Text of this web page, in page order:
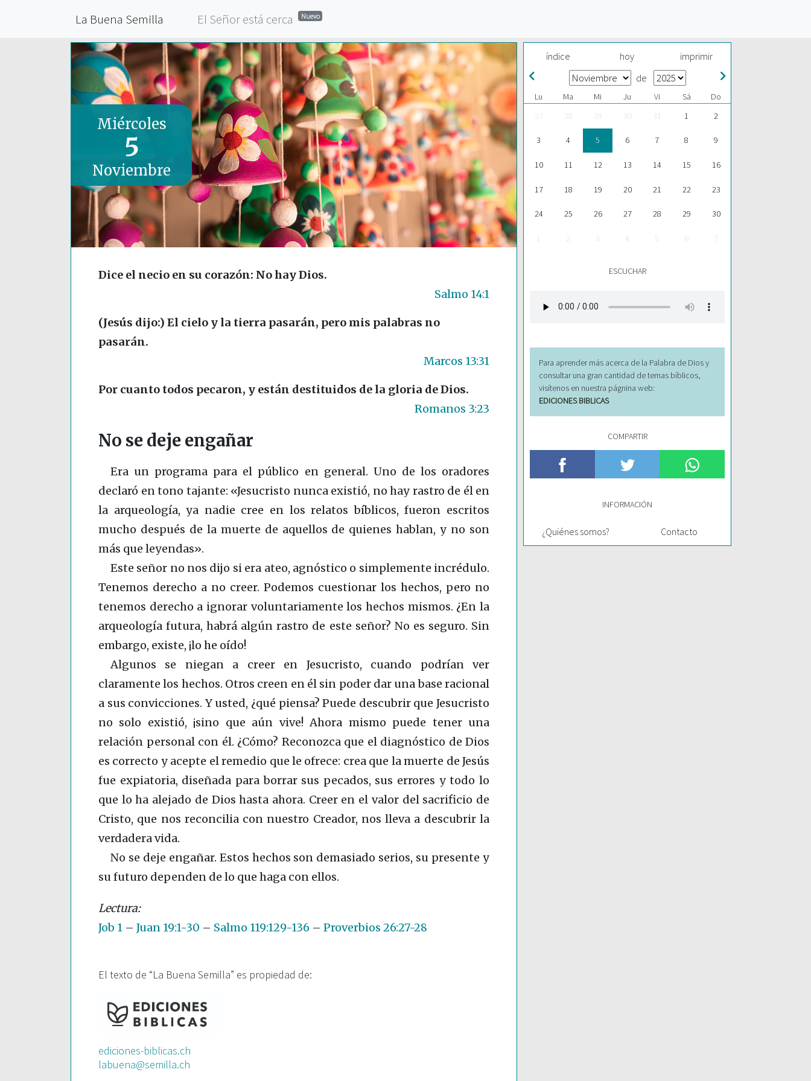
La Buena Semilla El Señor está cerca Nuevo
Miércoles
5
Noviembre
Dice el necio en su corazón: No hay Dios.
Salmo 14:1
(Jesús dijo:) El cielo y la tierra pasarán, pero mis palabras no
pasarán.
Marcos 13:31
Por cuanto todos pecaron, y están destituidos de la gloria de Dios.
Romanos 3:23
No se deje engañar
Era un programa para el público en general. Uno de los oradores
declaró en tono tajante: «Jesucristo nunca existió, no hay rastro de él en
la arqueología, ya nadie cree en los relatos bíblicos, fueron escritos
mucho después de la muerte de aquellos de quienes hablan, y no son
más que leyendas».
Este señor no nos dijo si era ateo, agnóstico o simplemente incrédulo.
Tenemos derecho a no creer. Podemos cuestionar los hechos, pero no
tenemos derecho a ignorar voluntariamente los hechos mismos. ¿En la
arqueología futura, habrá algún rastro de este señor? No es seguro. Sin
embargo, existe, ¡lo he oído!
Algunos se niegan a creer en Jesucristo, cuando podrían ver
claramente los hechos. Otros creen en él sin poder dar una base racional
a sus convicciones. Y usted, ¿qué piensa? Puede descubrir que Jesucristo
no solo existió, ¡sino que aún vive! Ahora mismo puede tener una
relación personal con él. ¿Cómo? Reconozca que el diagnóstico de Dios
es correcto y acepte el remedio que le ofrece: crea que la muerte de Jesús
fue expiatoria, diseñada para borrar sus pecados, sus errores y todo lo
que lo ha alejado de Dios hasta ahora. Creer en el valor del sacrificio de
Cristo, que nos reconcilia con nuestro Creador, nos lleva a descubrir la
verdadera vida.
No se deje engañar. Estos hechos son demasiado serios, su presente y
su futuro dependen de lo que haga con ellos.
Job 1 – Juan 19:1-30 – Salmo 119:129-136 – Proverbios 26:27-28
El texto de “La Buena Semilla” es propiedad de:
ediciones-biblicas.ch
labuena@semilla.ch
índice hoy imprimir
de
Lu Ma Mi Ju Vi Sá
Do
27
28 29 30 31 1 2
3 4 5 6 7 8 9
10 11 12 13 14 15 16
17 18 19 20 21 22 23
24 25 26 27 28 29 30
1 2 3 4 5 6 7
ESCUCHAR
Para aprender más acerca de la Palabra de Dios y
consultar una gran cantidad de temas bíblicos,
visítenos en nuestra págnina web:
EDICIONES BIBLICAS
COMPARTIR
INFORMACIÓN
¿Quiénes somos? Contacto